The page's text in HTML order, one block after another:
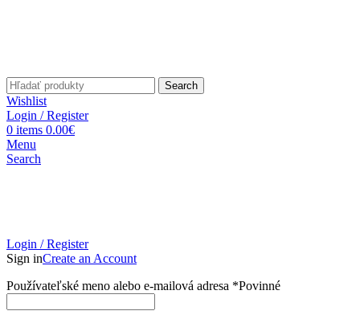
Search
Wishlist
Login / Register
0 items 0.00€
Menu
Search
Login / Register
Sign inCreate an Account
Používateľské meno alebo e-mailová adresa *Povinné